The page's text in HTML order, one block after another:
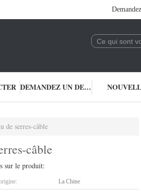
DEMANDEZ UN DEVIS
de serres-câble
câble
sur le produit:
La Chine